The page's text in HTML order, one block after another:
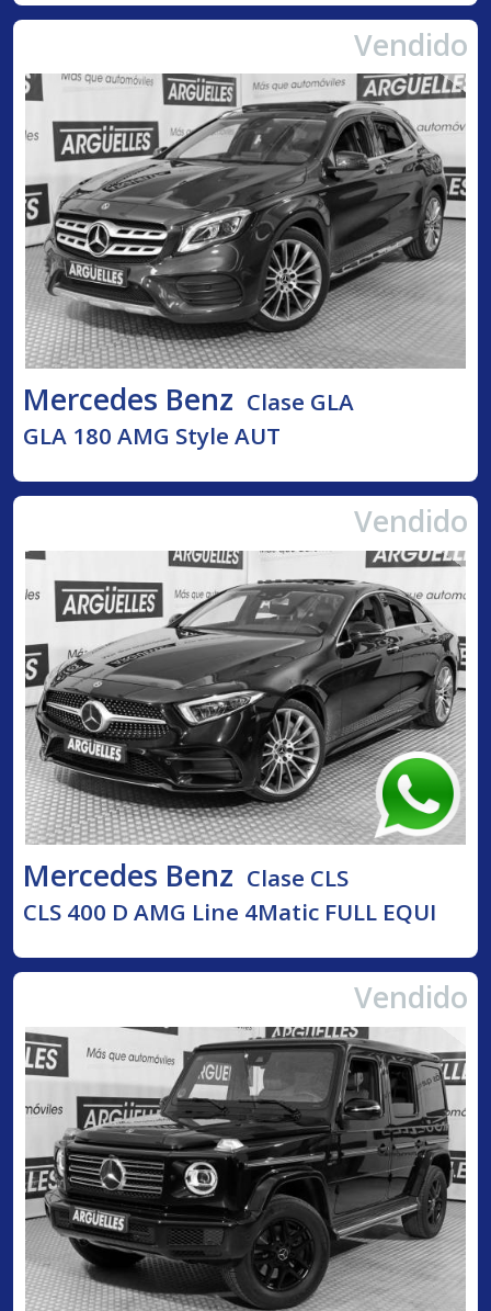
Vendido
Mercedes Benz Clase GLA
GLA 180 AMG Style AUT
Vendido
Mercedes Benz Clase CLS
CLS 400 D AMG Line 4Matic FULL EQUI
Vendido